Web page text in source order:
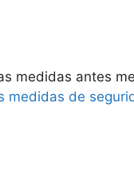
medidas antes
medidas de